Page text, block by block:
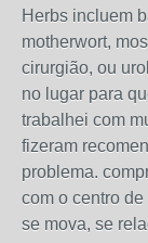
Herbs incluem
motherwort,
cirurgião, ou
no lugar para
trabalhei com
fizeram
problema.
com o centro
se mova, se